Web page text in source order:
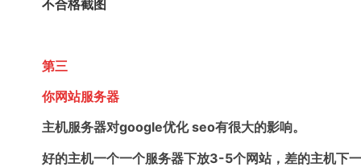
不合格截图
第三
你网站服务器
主机服务器对google优化 seo有很大的影响。
好的主机一个一个服务器下放3-5个网站，差的主机下